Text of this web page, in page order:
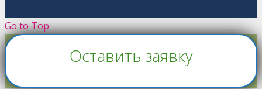
Go to Top
Оставить заявку